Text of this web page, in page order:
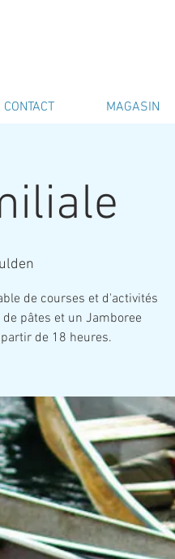
CONTACT MAGASIN
de courses et d'activités
pâtes et un Jamboree
de 18 heures.